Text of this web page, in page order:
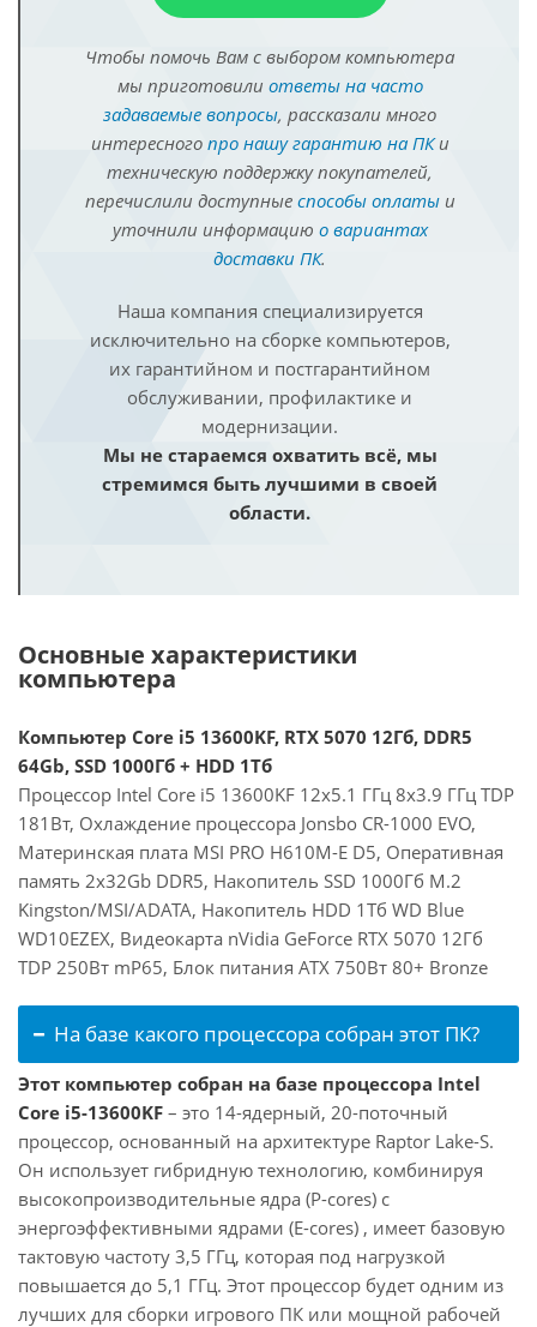
Чтобы помочь Вам с выбором компьютера
мы приготовили ответы на часто
задаваемые вопросы, рассказали много
интересного про нашу гарантию на ПКи
техническую поддержку покупателей,
перечислили доступные способы оплатыи
уточнили информацию о вариантах
доставки ПК.
Наша компания специализируется
исключительно на сборке компьютеров,
их гарантийном и постгарантийном
обслуживании, профилактике и
модернизации.
Мы не стараемся охватить всё, мы
стремимся быть лучшими в своей
области.
Основные характеристики
компьютера
Компьютер Core i5 13600KF, RTX 5070 12Гб, DDR5
64Gb, SSD 1000Гб + HDD 1Тб
Процессор Intel Core i5 13600KF 12x5.1 ГГц 8x3.9 ГГц TDP
181Вт, Охлаждение процессора Jonsbo CR-1000 EVO,
Материнская плата MSI PRO H610M-E D5, Оперативная
память 2x32Gb DDR5, Накопитель SSD 1000Гб M.2
Kingston/MSI/ADATA, Накопитель HDD 1Тб WD Blue
WD10EZEX, Видеокарта nVidia GeForce RTX 5070 12Гб
TDP 250Вт mP65, Блок питания ATX 750Вт 80+ Bronze
На базе какого процессора собран этот ПК?
Этот компьютер собран на базе процессора Intel
Core i5-13600KF – это 14-ядерный, 20-поточный
процессор, основанный на архитектуре Raptor Lake-S.
Он использует гибридную технологию, комбинируя
высокопроизводительные ядра (P-cores) с
энергоэффективными ядрами (E-cores) , имеет базовую
тактовую частоту 3,5 ГГц, которая под нагрузкой
повышается до 5,1 ГГц. Этот процессор будет одним из
лучших для сборки игрового ПК или мощной рабочей